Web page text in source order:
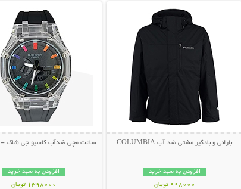
بارانی و بادگیر مشتی ضد آب COLUMBIA
افزودن به سبد خرید
998000 تومان
ساعت مچی ضدآب کاسیو جی شاک - GA2100
افزودن به سبد خرید
1398000 تومان